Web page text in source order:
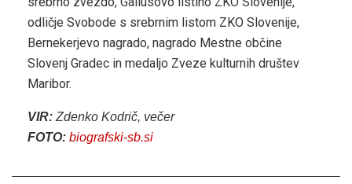
odličje Svobode s srebrnim listom ZKO Slovenije,
Bernekerjevo nagrado, nagrado Mestne občine
Slovenj Gradec in medaljo Zveze kulturnih društev
Maribor.
VIR: Zdenko Kodrič, večer
FOTO: biografski-sb.si